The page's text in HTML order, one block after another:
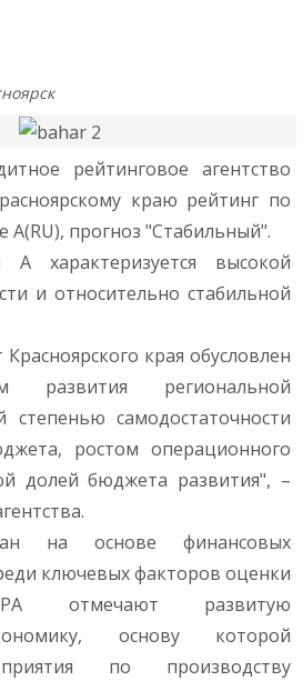
рейтинговое агентство
краю рейтинг по
прогноз "Стабильный".
А характеризуется высокой
и относительно стабильной
края обусловлен
развития региональной
степенью самодостаточности
ростом операционного
долей бюджета развития", –
на основе финансовых
ключевых факторов оценки
отмечают развитую
основу которой
по производству